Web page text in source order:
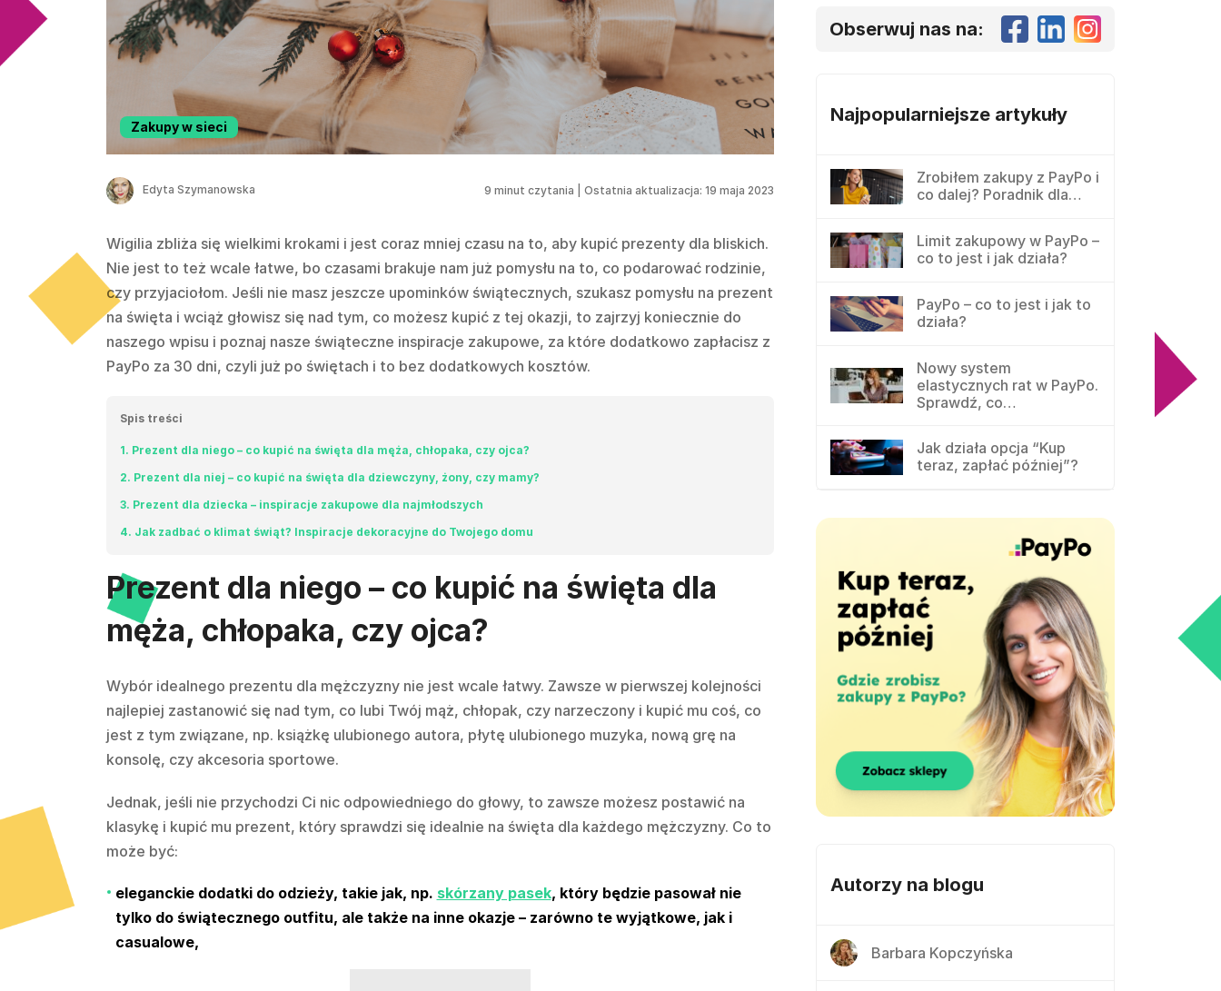
Zakupy w sieci
Edyta Szymanowska 9 minut czytania Ostatnia aktualizacja: 19 maja 2023
Wigilia zbliża się wielkimi krokami i jest coraz mniej czasu na to, aby kupić prezenty dla bliskich.
Nie jest to też wcale łatwe, bo czasami brakuje nam już pomysłu na to, co podarować rodzinie,
czy przyjaciołom. Jeśli nie masz jeszcze upominków świątecznych, szukasz pomysłu na prezent
na święta i wciąż głowisz się nad tym, co możesz kupić z tej okazji, to zajrzyj koniecznie do
naszego wpisu i poznaj nasze świąteczne inspiracje zakupowe, za które dodatkowo zapłacisz z
PayPo za 30 dni, czyli już po świętach i to bez dodatkowych kosztów.
Spis treści
1 Prezent dla niego – co kupić na święta dla męża, chłopaka, czy ojca?
2 Prezent dla niej – co kupić na święta dla dziewczyny, żony, czy mamy?
3 Prezent dla dziecka – inspiracje zakupowe dla najmłodszych
4 Jak zadbać o klimat świąt? Inspiracje dekoracyjne do Twojego domu
Prezent dla niego – co kupić na święta dla
męża, chłopaka, czy ojca?
Wybór idealnego prezentu dla mężczyzny nie jest wcale łatwy. Zawsze w pierwszej kolejności
najlepiej zastanowić się nad tym, co lubi Twój mąż, chłopak, czy narzeczony i kupić mu coś, co
jest z tym związane, np. książkę ulubionego autora, płytę ulubionego muzyka, nową grę na
konsolę, czy akcesoria sportowe.
Jednak, jeśli nie przychodzi Ci nic odpowiedniego do głowy, to zawsze możesz postawić na
klasykę i kupić mu prezent, który sprawdzi się idealnie na święta dla każdego mężczyzny. Co to
może być:
eleganckie dodatki do odzieży, takie jak, np. skórzany pasek, który będzie pasował nie
tylko do świątecznego outfitu, ale także na inne okazje – zarówno te wyjątkowe, jak i
casualowe,
Obserwuj nas na:
Najpopularniejsze artykuły
Zrobiłem zakupy z PayPo i
co dalej? Poradnik dla…
Limit zakupowy w PayPo –
co to jest i jak działa?
PayPo – co to jest i jak to
działa?
Nowy system
elastycznych rat w PayPo.
Sprawdź, co…
Jak działa opcja “Kup
teraz, zapłać później”?
Autorzy na blogu
Barbara Kopczyńska